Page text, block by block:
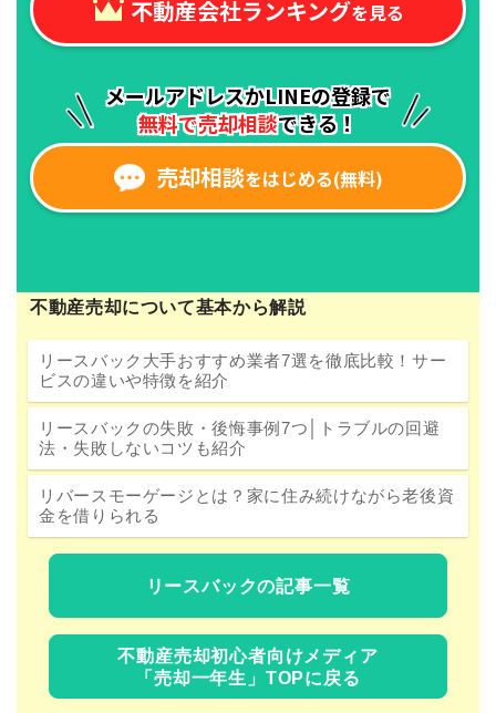
不動産売却について基本から解説
リースバック大手おすすめ業者7選を徹底比較！サー
ビスの違いや特徴を紹介
リースバックの失敗・後悔事例7つ│トラブルの回避
法・失敗しないコツも紹介
リバースモーゲージとは？家に住み続けながら老後資
金を借りられる
リースバックの記事一覧
不動産売却初心者向けメディア
「売却一年生」TOPに戻る